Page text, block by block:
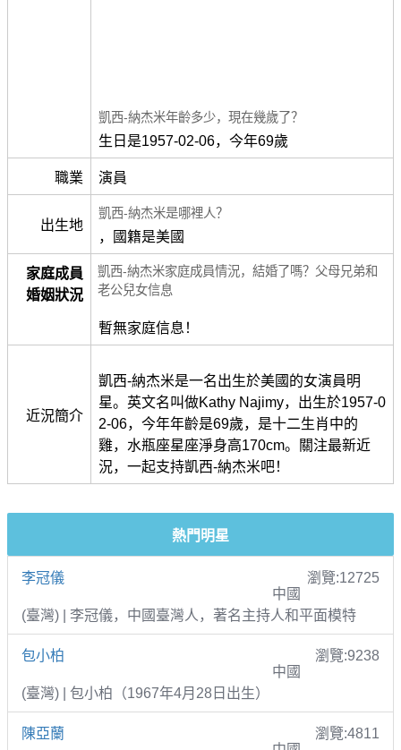
凱西-納杰米年齡多少，現在幾歲了？
生日是1957-02-06，今年69歲
職業 演員
出生地
凱西-納杰米是哪裡人？
，國籍是美國
家庭成員
婚姻狀況
凱西-納杰米家庭成員情況，結婚了嗎？父母兄弟和
老公兒女信息
暫無家庭信息！
近況簡介
凱西-納杰米是一名出生於美國的女演員明
星。英文名叫做Kathy Najimy，出生於1957-0
2-06，今年年齡是69歲，是十二生肖中的
雞，水瓶座星座淨身高170cm。關注最新近
況，一起支持凱西-納杰米吧！
熱門明星
李冠儀
瀏覽:12725
中國
(臺灣) | 李冠儀，中國臺灣人，著名主持人和平面模特
包小柏
瀏覽:9238
中國
(臺灣) | 包小柏（1967年4月28日出生）
陳亞蘭
瀏覽:4811